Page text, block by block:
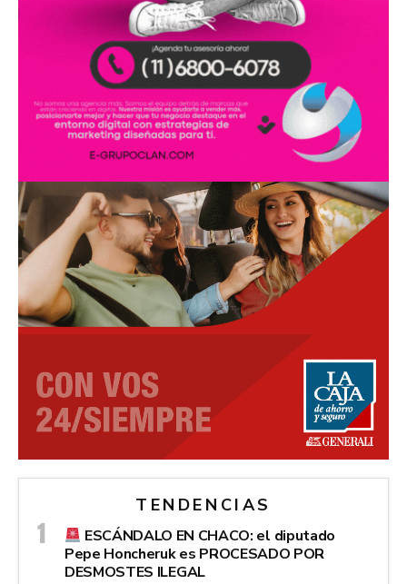
TENDENCIAS
ESCÁNDALO EN CHACO: el diputado
Pepe Honcheruk es PROCESADO POR
DESMOSTES ILEGAL